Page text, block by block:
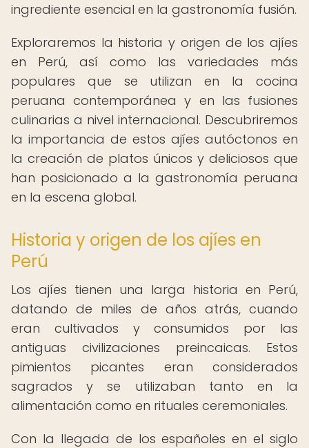
ingrediente esencial en la gastronomía fusión.
Exploraremos la historia y origen de los ajíes
en Perú, así como las variedades más
populares que se utilizan en la cocina
peruana contemporánea y en las fusiones
culinarias a nivel internacional. Descubriremos
la importancia de estos ajíes autóctonos en
la creación de platos únicos y deliciosos que
han posicionado a la gastronomía peruana
en la escena global.
Historia y origen de los ajíes en
Perú
Los ajíes tienen una larga historia en Perú,
datando de miles de años atrás, cuando
eran cultivados y consumidos por las
antiguas civilizaciones preincaicas. Estos
pimientos picantes eran considerados
sagrados y se utilizaban tanto en la
alimentación como en rituales ceremoniales.
Con la llegada de los españoles en el siglo